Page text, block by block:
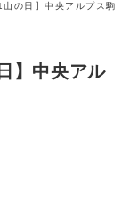
の日】中央アルプス駒
】中央アル